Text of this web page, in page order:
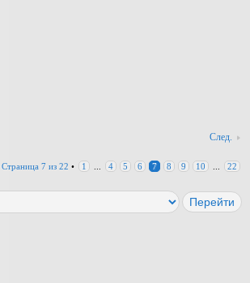
След.
Страница 7 из 22 • 1 4 5 6 7 8 9 10 22